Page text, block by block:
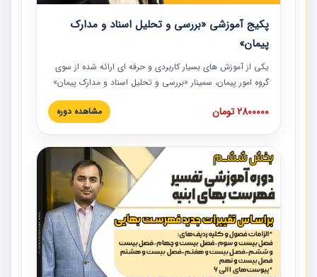
پکیج آموزشی «بررسی و تحلیل اسناد و مدارک
پیمان»
یکی از آموزش‏‏‏‏‏‏ های بسیار کاربردی و حرفه‏ ای ارائه شده از سوی
گروه امور پیمان، سمینار «بررسی و تحلیل اسناد و مدارک پیمان»
است که در دانشگاه صنعتی شریف ارائه شد. در این آموزش
نکات کلیدی مربوط به اسناد و مدارک پیمان، اولویت بندی اسناد
پیمان به همراه تجربیات عملی در این خصوص ارائه شده است.
2800000 تومان مشاهده دوره